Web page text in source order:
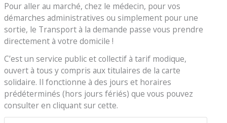
Pour aller au marché, chez le médecin, pour vos
démarches administratives ou simplement pour une
sortie, le Transport à la demande passe vous prendre
directement à votre domicile !
C’est un service public et collectif à tarif modique,
ouvert à tous y compris aux titulaires de la carte
solidaire. Il fonctionne à des jours et horaires
prédéterminés (hors jours fériés) que vous pouvez
consulter en cliquant sur cette.